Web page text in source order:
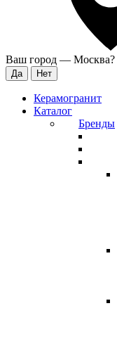
Ваш город — Москва?
Керамогранит
Каталог
Бренды